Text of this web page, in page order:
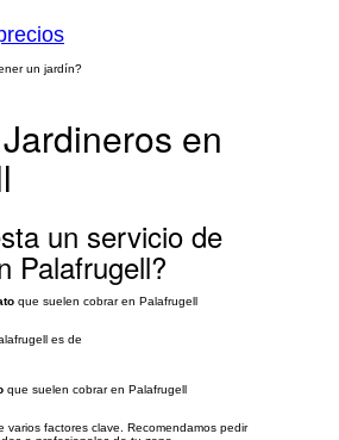
en
un servicio de
Palafrugell?
que suelen cobrar en Palafrugell
es de
que suelen cobrar en Palafrugell
varios factores clave. Recomendamos pedir